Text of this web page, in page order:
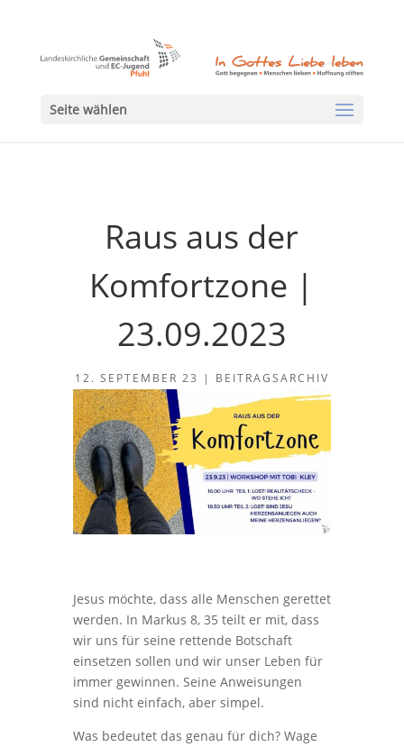
Seite wählen
Raus aus der
Komfortzone |
23.09.2023
12. SEPTEMBER 23 | BEITRAGSARCHIV
Jesus möchte, dass alle Menschen gerettet
werden. In Markus 8, 35 teilt er mit, dass
wir uns für seine rettende Botschaft
einsetzen sollen und wir unser Leben für
immer gewinnen. Seine Anweisungen
sind nicht einfach, aber simpel.
Was bedeutet das genau für dich? Wage